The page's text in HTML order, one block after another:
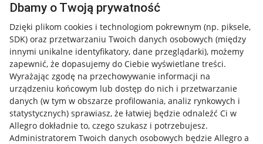
Dbamy o Twoją prywatność
Dzięki plikom cookies i technologiom pokrewnym (np. piksele,
SDK) oraz przetwarzaniu Twoich danych osobowych (między
innymi unikalne identyfikatory, dane przeglądarki), możemy
zapewnić, że dopasujemy do Ciebie wyświetlane treści.
Wyrażając zgodę na przechowywanie informacji na
urządzeniu końcowym lub dostęp do nich i przetwarzanie
danych (w tym w obszarze profilowania, analiz rynkowych i
statystycznych) sprawiasz, że łatwiej będzie odnaleźć Ci w
Allegro dokładnie to, czego szukasz i potrzebujesz.
Administratorem Twoich danych osobowych będzie Allegro a
Nawigacja
Przydatne informacje